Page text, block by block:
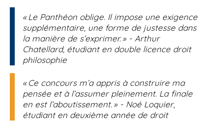
« Le Panthéon oblige. Il impose une exigence
supplémentaire, une forme de justesse dans
la manière de s’exprimer. » - Arthur
Chatellard, étudiant en double licence droit
philosophie
« Ce concours m’a appris à construire ma
pensée et à l’assumer pleinement. La finale
en est l’aboutissement. » - Noé Loquier,
étudiant en deuxième année de droit